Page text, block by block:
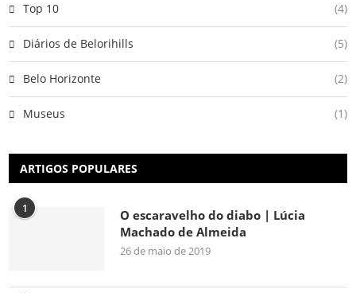
Top 10 (4)
Diários de Belorihills (5)
Belo Horizonte (2)
Museus (1)
ARTIGOS POPULARES
1
O escaravelho do diabo | Lúcia
Machado de Almeida
26 de maio de 2019